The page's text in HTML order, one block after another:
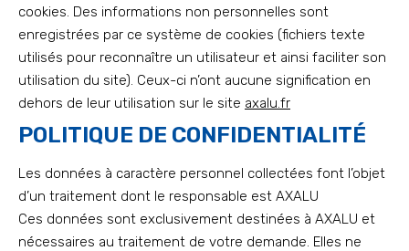
cookies. Des informations non personnelles sont
enregistrées par ce système de cookies (fichiers texte
utilisés pour reconnaître un utilisateur et ainsi faciliter son
utilisation du site). Ceux-ci n’ont aucune signification en
dehors de leur utilisation sur le site axalu.fr
POLITIQUE DE CONFIDENTIALITÉ
Les données à caractère personnel collectées font l’objet
d’un traitement dont le responsable est AXALU
Ces données sont exclusivement destinées à AXALU et
nécessaires au traitement de votre demande. Elles ne